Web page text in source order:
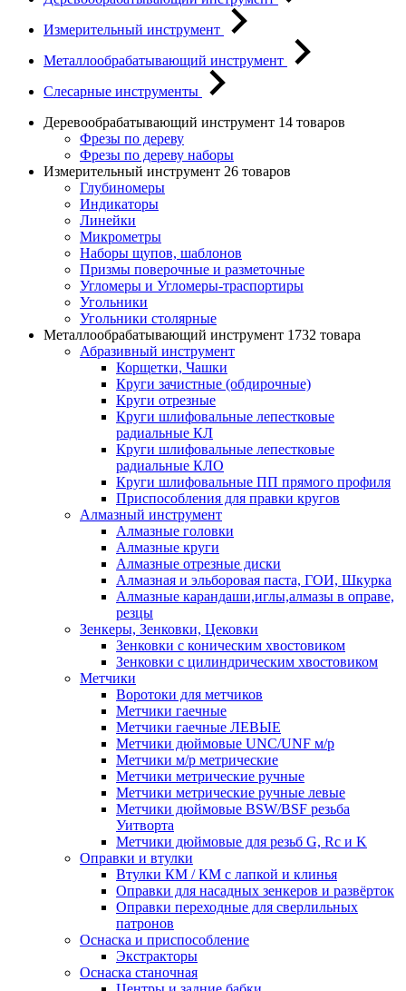
Измерительный инструмент
Металлообрабатывающий инструмент
Слесарные инструменты
Деревообрабатывающий инструмент 14 товаров
Фрезы по дереву
Фрезы по дереву наборы
Измерительный инструмент 26 товаров
Глубиномеры
Индикаторы
Линейки
Микрометры
Наборы щупов, шаблонов
Призмы поверочные и разметочные
Угломеры и Угломеры-траспортиры
Угольники
Угольники столярные
Металлообрабатывающий инструмент 1732 товара
Абразивный инструмент
Корщетки, Чашки
Круги зачистные (обдирочные)
Круги отрезные
Круги шлифовальные лепестковые
радиальные КЛ
Круги шлифовальные лепестковые
радиальные КЛО
Круги шлифовальные ПП прямого профиля
Приспособления для правки кругов
Алмазный инструмент
Алмазные головки
Алмазные круги
Алмазные отрезные диски
Алмазная и эльборовая паста, ГОИ, Шкурка
Алмазные карандаши,иглы,алмазы в оправе,
резцы
Зенкеры, Зенковки, Цековки
Зенковки с коническим хвостовиком
Зенковки с цилиндрическим хвостовиком
Метчики
Воротоки для метчиков
Метчики гаечные
Метчики гаечные ЛЕВЫЕ
Метчики дюймовые UNC/UNF м/р
Метчики м/р метрические
Метчики метрические ручные
Метчики метрические ручные левые
Метчики дюймовые BSW/BSF резьба
Уитворта
Метчики дюймовые для резьб G, Rc и K
Оправки и втулки
Втулки КМ / КМ с лапкой и клинья
Оправки для насадных зенкеров и развёрток
Оправки переходные для сверлильных
патронов
Оснаска и приспособление
Экстракторы
Оснаска станочная